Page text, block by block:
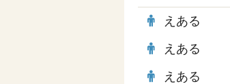
えある
えある
えある